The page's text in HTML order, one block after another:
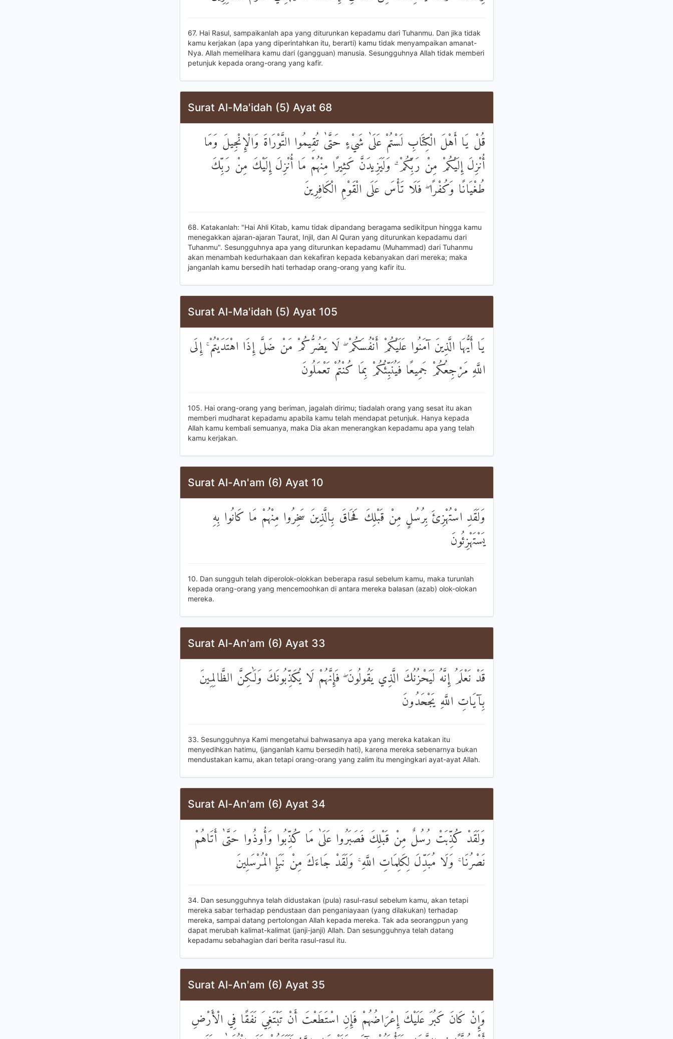
67. Hai Rasul, sampaikanlah apa yang diturunkan kepadamu dari Tuhanmu. Dan jika tidak
kamu kerjakan (apa yang diperintahkan itu, berarti) kamu tidak menyampaikan amanat-
Nya. Allah memelihara kamu dari (gangguan) manusia. Sesungguhnya Allah tidak memberi
petunjuk kepada orang-orang yang kafir.
Surat Al-Ma'idah (5) Ayat 68
قُلْ يَا أَهْلَ الْكِتَابِ لَسْتُمْ عَلَىٰ شَيْءٍ حَتَّىٰ تُقِيمُوا التَّوْرَاةَ وَالْإِنْجِيلَ وَمَا
أُنْزِلَ إِلَيْكُمْ مِنْ رَبِّكُمْ ۗ وَلَيَزِيدَنَّ كَثِيرًا مِنْهُمْ مَا أُنْزِلَ إِلَيْكَ مِنْ رَبِّكَ
طُغْيَانًا وَكُفْرًا ۖ فَلَا تَأْسَ عَلَى الْقَوْمِ الْكَافِرِينَ
68. Katakanlah: "Hai Ahli Kitab, kamu tidak dipandang beragama sedikitpun hingga kamu
menegakkan ajaran-ajaran Taurat, Injil, dan Al Quran yang diturunkan kepadamu dari
Tuhanmu". Sesungguhnya apa yang diturunkan kepadamu (Muhammad) dari Tuhanmu
akan menambah kedurhakaan dan kekafiran kepada kebanyakan dari mereka; maka
janganlah kamu bersedih hati terhadap orang-orang yang kafir itu.
Surat Al-Ma'idah (5) Ayat 105
يَا أَيُّهَا الَّذِينَ آمَنُوا عَلَيْكُمْ أَنْفُسَكُمْ ۖ لَا يَضُرُّكُمْ مَنْ ضَلَّ إِذَا اهْتَدَيْتُمْ ۚ إِلَى
اللَّهِ مَرْجِعُكُمْ جَمِيعًا فَيُنَبِّئُكُمْ بِمَا كُنْتُمْ تَعْمَلُونَ
105. Hai orang-orang yang beriman, jagalah dirimu; tiadalah orang yang sesat itu akan
memberi mudharat kepadamu apabila kamu telah mendapat petunjuk. Hanya kepada
Allah kamu kembali semuanya, maka Dia akan menerangkan kepadamu apa yang telah
kamu kerjakan.
Surat Al-An'am (6) Ayat 10
وَلَقَدِ اسْتُهْزِئَ بِرُسُلٍ مِنْ قَبْلِكَ فَحَاقَ بِالَّذِينَ سَخِرُوا مِنْهُمْ مَا كَانُوا بِهِ
يَسْتَهْزِئُونَ
10. Dan sungguh telah diperolok-olokkan beberapa rasul sebelum kamu, maka turunlah
kepada orang-orang yang mencemoohkan di antara mereka balasan (azab) olok-olokan
mereka.
Surat Al-An'am (6) Ayat 33
قَدْ نَعْلَمُ إِنَّهُ لَيَحْزُنُكَ الَّذِي يَقُولُونَ ۖ فَإِنَّهُمْ لَا يُكَذِّبُونَكَ وَلَٰكِنَّ الظَّالِمِينَ
بِآيَاتِ اللَّهِ يَجْحَدُونَ
33. Sesungguhnya Kami mengetahui bahwasanya apa yang mereka katakan itu
menyedihkan hatimu, (janganlah kamu bersedih hati), karena mereka sebenarnya bukan
mendustakan kamu, akan tetapi orang-orang yang zalim itu mengingkari ayat-ayat Allah.
Surat Al-An'am (6) Ayat 34
وَلَقَدْ كُذِّبَتْ رُسُلٌ مِنْ قَبْلِكَ فَصَبَرُوا عَلَىٰ مَا كُذِّبُوا وَأُوذُوا حَتَّىٰ أَتَاهُمْ
نَصْرُنَا ۚ وَلَا مُبَدِّلَ لِكَلِمَاتِ اللَّهِ ۚ وَلَقَدْ جَاءَكَ مِنْ نَبَإِ الْمُرْسَلِينَ
34. Dan sesungguhnya telah didustakan (pula) rasul-rasul sebelum kamu, akan tetapi
mereka sabar terhadap pendustaan dan penganiayaan (yang dilakukan) terhadap
mereka, sampai datang pertolongan Allah kepada mereka. Tak ada seorangpun yang
dapat merubah kalimat-kalimat (janji-janji) Allah. Dan sesungguhnya telah datang
kepadamu sebahagian dari berita rasul-rasul itu.
Surat Al-An'am (6) Ayat 35
وَإِنْ كَانَ كَبُرَ عَلَيْكَ إِعْرَاضُهُمْ فَإِنِ اسْتَطَعْتَ أَنْ تَبْتَغِيَ نَفَقًا فِي الْأَرْضِ